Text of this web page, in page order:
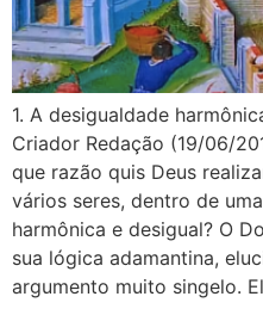
1. A desigualdade
Criador Redação (19/06/
que razão quis Deus
vários seres, dentro de
harmônica e desigual? O
sua lógica adamantina,
argumento muito singelo.